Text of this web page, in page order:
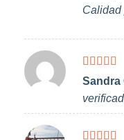
Calidad
Valorado
con5de
Sandra